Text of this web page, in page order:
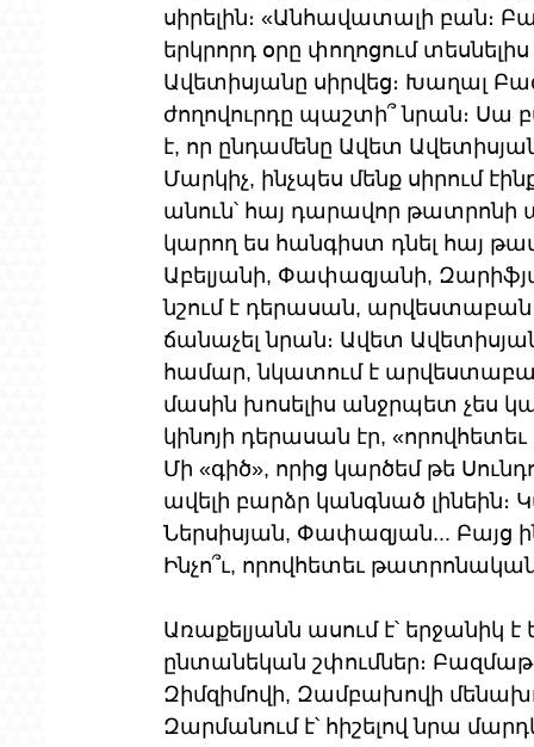
սիրելին։ «Անհավատալի
երկրորդ օրը փողոցում
Ավետիսյանը սիրվեց։ Խաղալ
ժողովուրդը պաշտի՞ նրան։ Սա
է, որ ընդամենը Ավետ
Մարկիչ, ինչպես մենք սիրում
անուն՝ հայ դարավոր թատրոնի
կարող ես հանգիստ դնել հայ
Աբելյանի, Փափազյանի,
նշում է դերասան, արվեստաբան
ճանաչել նրան։ Ավետ
համար, նկատում է
մասին խոսելիս անջրպետ չես
կինոյի դերասան էր,
Մի «գիծ», որից կարծեմ թե
ավելի բարձր կանգնած լինեին։
Ներսիսյան, Փափազյան... Բայց
Ինչո՞ւ, որովհետեւ
Առաքելյանն ասում է՝ երջանիկ
ընտանեկան շփումներ։
Զիմզիմովի, Զամբախովի
Զարմանում է՝ հիշելով նրա